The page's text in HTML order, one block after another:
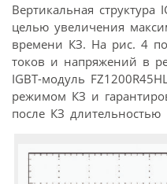
Вертикальная
целью увеличения
времени КЗ. На рис. 4
токов и напряжений в
IGBT-модуль
режимом КЗ и
после КЗ длительностью